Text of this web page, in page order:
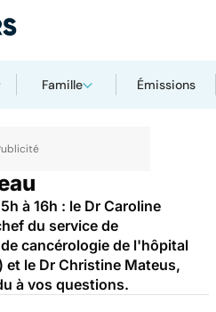
Famille Émissions
à 16h : le Dr Caroline
du service de
cancérologie de l'hôpital
le Dr Christine Mateus,
à vos questions.